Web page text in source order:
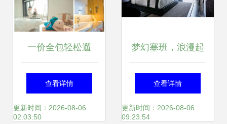
一价全包轻松遛
娃，绣球花海环绕
的精品亲子民宿，
查看详情
更新时间：2026-08-06
02:03:50
梦幻塞班，浪漫起
航——肯辛顿酒店
蜜月度假体验
查看详情
更新时间：2026-08-06
09:23:54